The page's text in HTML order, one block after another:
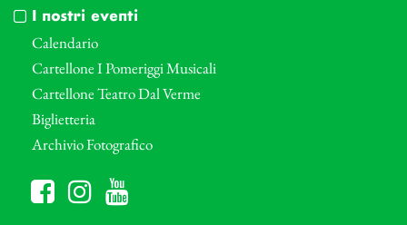
I nostri eventi
Calendario
Cartellone I Pomeriggi Musicali
Cartellone Teatro Dal Verme
Biglietteria
Archivio Fotografico